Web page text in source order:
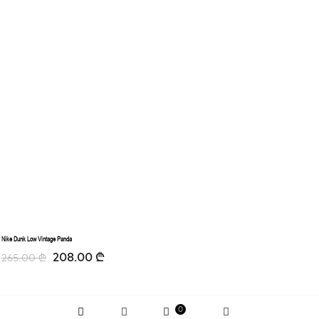
Nike Dunk Low Vintage Panda
265.00₾ 208.00 ₾
0